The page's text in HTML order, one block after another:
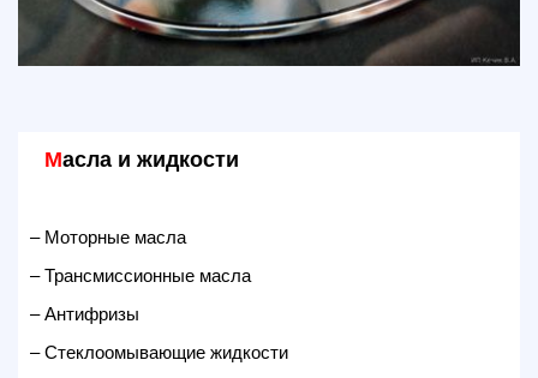
Масла и жидкости
– Моторные масла
– Трансмиссионные масла
– Антифризы
– Стеклоомывающие жидкости